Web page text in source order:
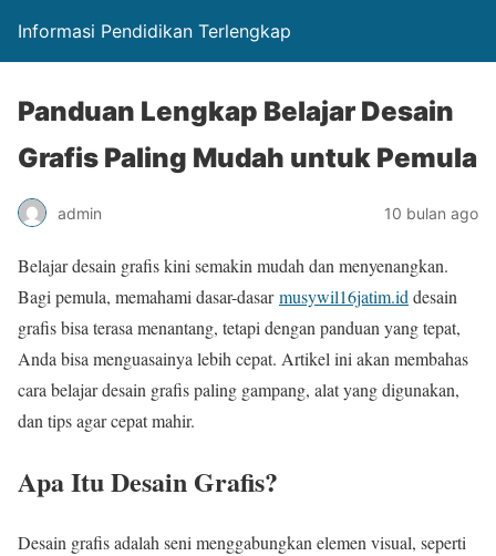
Informasi Pendidikan Terlengkap
Panduan Lengkap Belajar Desain
Grafis Paling Mudah untuk Pemula
admin 10 bulan ago
Belajar desain grafis kini semakin mudah dan menyenangkan.
Bagi pemula, memahami dasar-dasarmusywil16jatim.id desain
grafis bisa terasa menantang, tetapi dengan panduan yang tepat,
Anda bisa menguasainya lebih cepat. Artikel ini akan membahas
cara belajar desain grafis paling gampang, alat yang digunakan,
dan tips agar cepat mahir.
Apa Itu Desain Grafis?
Desain grafis adalah seni menggabungkan elemen visual, seperti